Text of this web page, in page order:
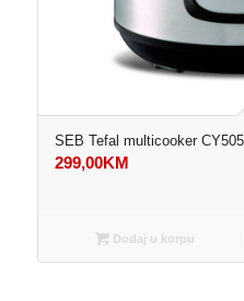
SEB Tefal multicooker
299,00KM
Dodaj u korpu